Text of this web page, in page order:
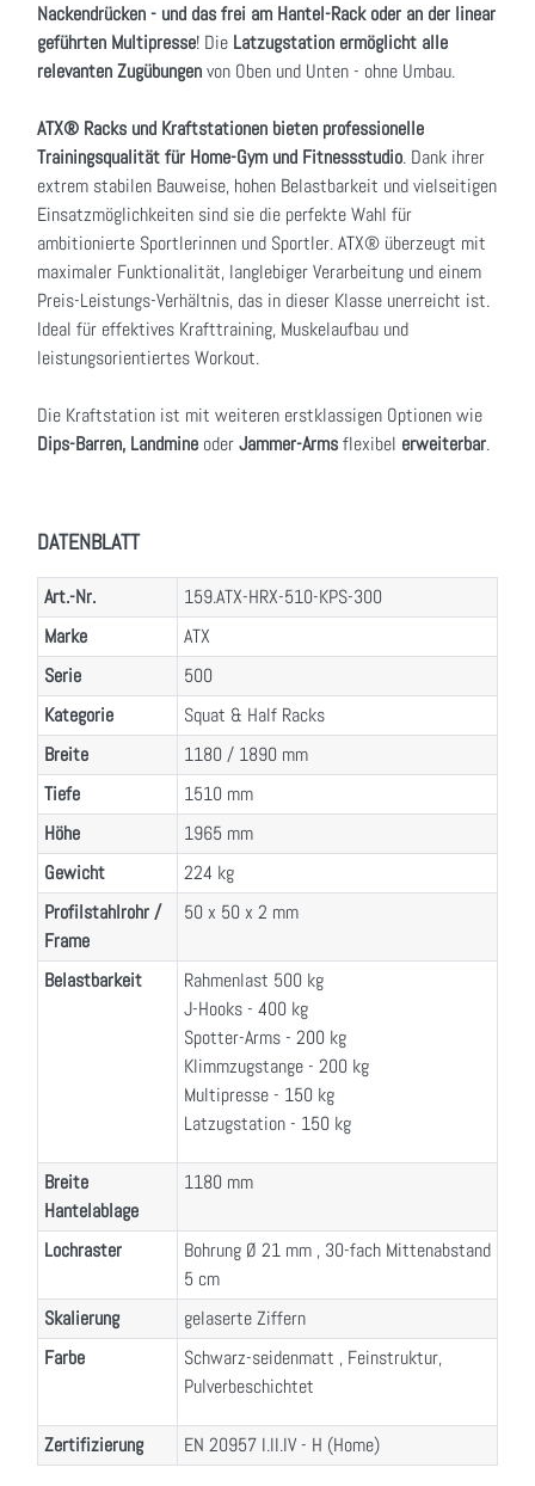
Nackendrücken - und das frei am Hantel-Rack oder an der linear
geführten Multipresse! Die Latzugstation ermöglicht alle
relevanten Zugübungenvon Oben und Unten - ohne Umbau.
ATX® Racks und Kraftstationen bieten professionelle
Trainingsqualität für Home-Gym und Fitnessstudio. Dank ihrer
extrem stabilen Bauweise, hohen Belastbarkeit und vielseitigen
Einsatzmöglichkeiten sind sie die perfekte Wahl für
ambitionierte Sportlerinnen und Sportler. ATX® überzeugt mit
maximaler Funktionalität, langlebiger Verarbeitung und einem
Preis-Leistungs-Verhältnis, das in dieser Klasse unerreicht ist.
Ideal für effektives Krafttraining, Muskelaufbau und
leistungsorientiertes Workout.
Die Kraftstation ist mit weiteren erstklassigen Optionen wie
Dips-Barren, Landmine oderJammer-Armsflexibel erweiterbar.
DATENBLATT
Art.-Nr.
159.ATX-HRX-510-KPS-300
Marke
ATX
Serie
500
Kategorie
Squat & Half Racks
Breite
1180 / 1890 mm
Tiefe
1510 mm
Höhe
1965 mm
Gewicht
224 kg
Profilstahlrohr /
Frame
50 x 50 x 2 mm
Belastbarkeit
Rahmenlast 500 kg
J-Hooks - 400 kg
Spotter-Arms - 200 kg
Klimmzugstange - 200 kg
Multipresse - 150 kg
Latzugstation - 150 kg
Breite
Hantelablage
1180 mm
Lochraster
Bohrung Ø 21 mm , 30-fach Mittenabstand
5 cm
Skalierung
gelaserte Ziffern
Farbe
Schwarz-seidenmatt , Feinstruktur,
Pulverbeschichtet
Zertifizierung EN 20957 I.II.IV - H (Home)